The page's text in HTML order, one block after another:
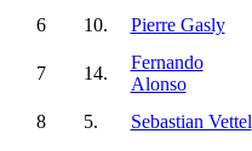
6
10. Pierre Gasly
7
14.
Fernando
Alonso
8
5. Sebastian Vettel